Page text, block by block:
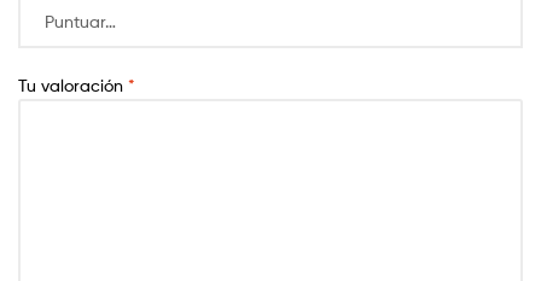
Tu valoración *